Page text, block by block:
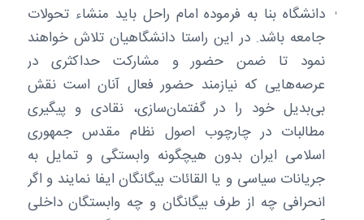
دانشگاه بنا به فرموده امام راحل باید منشاء تحولات
جامعه باشد. در این راستا دانشگاهیان تلاش خواهند
نمود تا ضمن حضور و مشارکت حداکثری در
عرصه‌هایی که نیازمند حضور فعال آنان است نقش
بی‌بدیل خود را در گفتمان‌سازی، نقادی و پیگیری
مطالبات در چارچوب اصول نظام مقدس جمهوری
اسلامی ایران بدون هیچگونه وابستگی و تمایل به
جریانات سیاسی و یا القائات بیگانگان ایفا نمایند و اگر
انحرافی چه از طرف بیگانگان و چه وابستگان داخلی